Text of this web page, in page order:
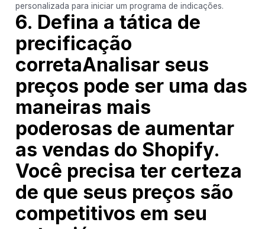
personalizada para iniciar um programa de indicações.
6. Defina a tática de
precificação
corretaAnalisar seus
preços pode ser uma das
maneiras mais
poderosas de aumentar
as vendas do Shopify.
Você precisa ter certeza
de que seus preços são
competitivos em seu